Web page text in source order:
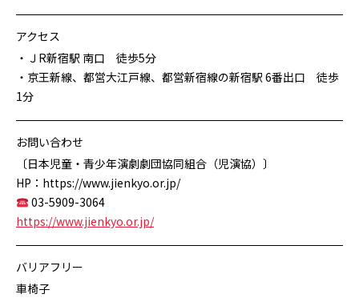
アクセス
・ＪR新宿駅 南口 徒歩5分
・京王新線、都営大江戸線、都営新宿線の新宿駅 6番出口 徒歩
1分
お問い合わせ
〔日本児童・青少年演劇劇団協同組合（児演協）〕
HP：https://www.jienkyo.or.jp/
03-5909-3064
https://www.jienkyo.or.jp/
バリアフリー
車椅子